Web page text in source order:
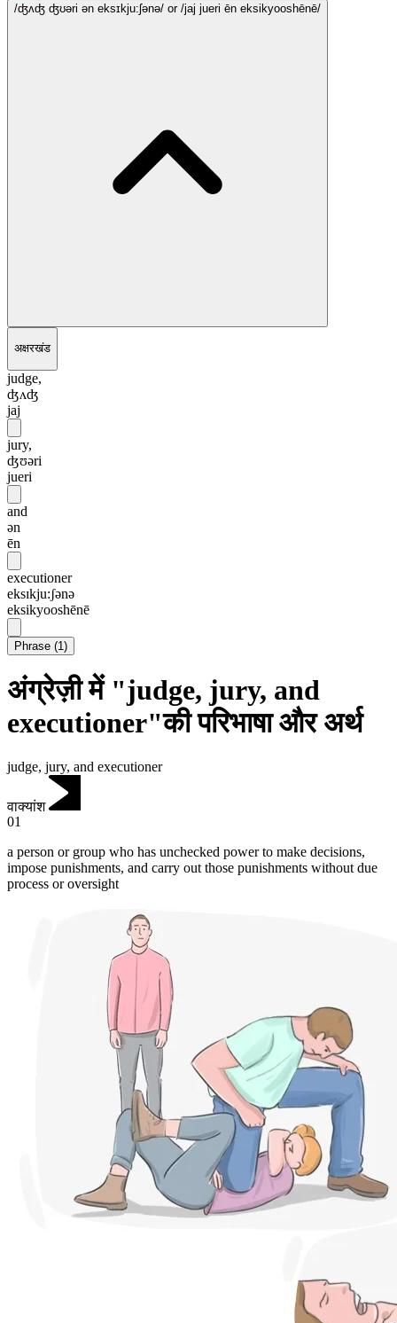
/ʤʌʤ ʤʊəri ən eksɪkju:ʃənə/ or /jaj jueri ēn eksikyooshēnē/
अक्षरखंड
judge,
ʤʌʤ
jaj
jury,
ʤʊəri
jueri
and
ən
ēn
executioner
eksɪkju:ʃənə
eksikyooshēnē
Phrase (1)
अंग्रेज़ी में "judge, jury, and
executioner"की परिभाषा और अर्थ
judge, jury, and executioner
वाक्यांश
01
a person or group who has unchecked power to make decisions,
impose punishments, and carry out those punishments without due
process or oversight